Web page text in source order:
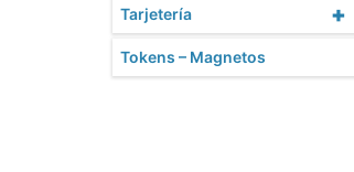
+
Tarjetería
Tokens – Magnetos